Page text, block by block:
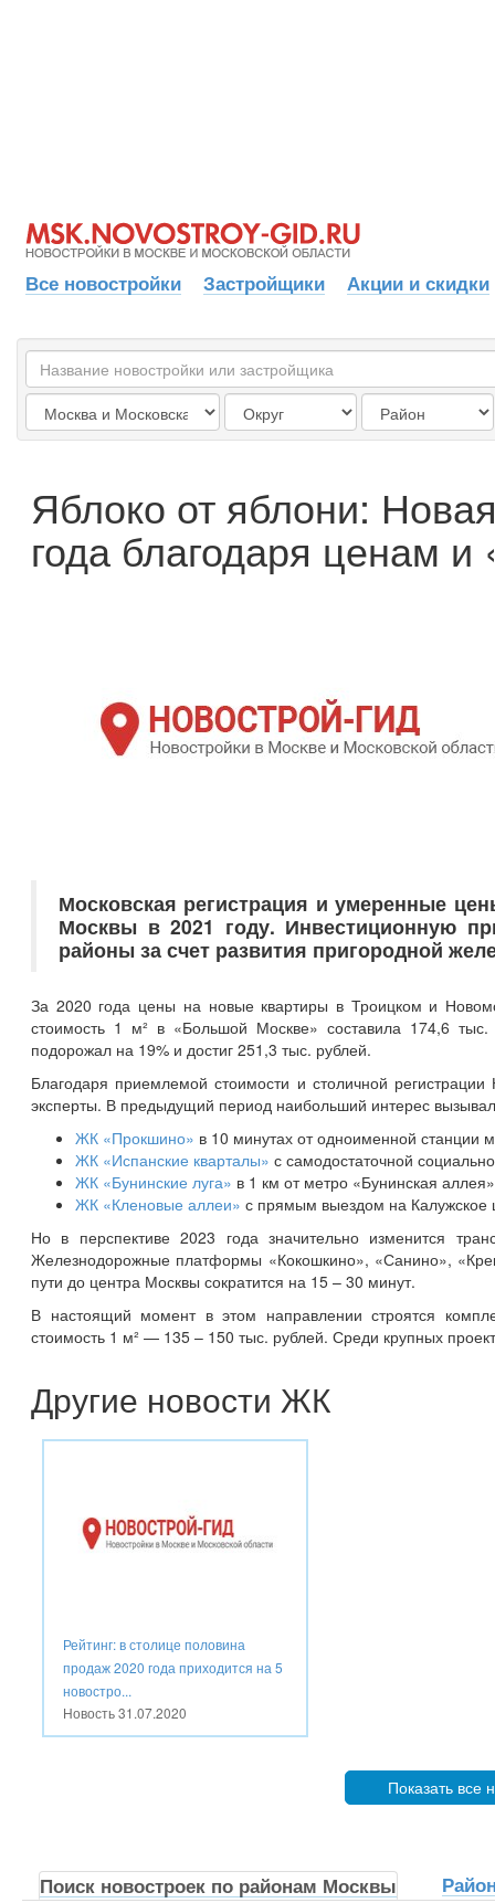
Все новостройки Застройщики Акции и скидки
Яблоко от яблони:
года благодаря ценам и
Московская регистрация и умеренные
Москвы в 2021 году. Инвестиционную
районы за счет развития пригородной
За 2020 года цены на новые квартиры в Троицком и
стоимость 1 м² в «Большой Москве» составила 174,6
подорожал на 19% и достиг 251,3 тыс. рублей.
Благодаря приемлемой стоимости и столичной
эксперты. В предыдущий период наибольший интерес
ЖК «Прокшино» в 10 минутах от одноименной станции
ЖК «Испанские кварталы» с самодостаточной
ЖК «Бунинские луга» в 1 км от метро «Бунинская
ЖК «Кленовые аллеи» с прямым выездом на Калужское
Но в перспективе 2023 года значительно изменится
Железнодорожные платформы «Кокошкино», «Санино»,
пути до центра Москвы сократится на 15 – 30 минут.
В настоящий момент в этом направлении строятся
стоимость 1 м² — 135 – 150 тыс. рублей. Среди крупных
Другие новости ЖК
Рейтинг: в столице половина
продаж 2020 года приходится на 5
новостро...
Новость31.07.2020
Показать все
Поиск новостроек по районам Москвы